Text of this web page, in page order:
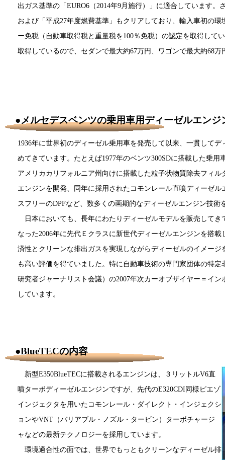
出ガス基準の「EURO6（2014年9月施行）」に適合しています。
および「平成27年度燃費基準」もクリアしており、輸入車初の
ー免税（自動車取得税と重量税を100％免税）の認定を取得して
取得しているので、セダンで最大約67万円、ワゴンで最大約68
●メルセデスベンツの乗用車用ディーゼルエンジ
1936年に世界初のディーゼル乗用車を発売して以来、一貫して
めてきています。たとえば1977年のベンツ300SDに搭載した乗用
アメリカカリフォルニア州向けに搭載した粒子状物質除去フィル
エンジンを開発、同年に採用されたコモンレール直噴ディーゼ
スフリーのDPFなど、数多くの画期的なディーゼルエンジン技術
日本においても、長年にわたりディーゼルモデルを販売してき
なった2006年に先代Ｅクラスに新世代ディーゼルエンジンを搭
済性とクリーンな排出ガスを実現しながらディーゼルのイメー
も高い評価を得ていました。特に自動車技術の専門家団体の特定
研究者ジャーナリスト会議）の2007年次カーオブザイヤー＝イ
しています。
●BlueTECの内容
新型E350BlueTECに搭載されるエンジンは、３リットルV6直
噴ターボディーゼルエンジンですが、先代のE320CDI同様ピエゾ
インジェクタを用いたコモンレール・ダイレクト・インジェクシ
ョンやVNT（バリアブル・ノズル・タービン）ターボチャージ
ャなどの最新テクノロジーを採用しています。
環境適合性の面では、世界でもっともクリーンなディーゼル排